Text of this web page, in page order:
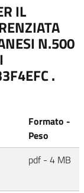
IL
N.500
.
Formato -
Peso
pdf - 4 MB